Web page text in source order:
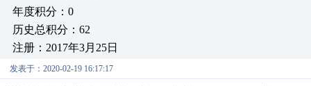
年度积分：0
历史总积分：62
注册：2017年3月25日
发表于：2020-02-19 16:17:17